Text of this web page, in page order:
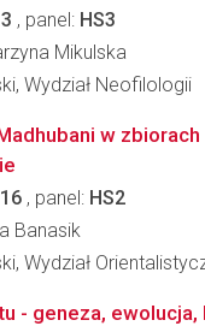
, panel: HS3
Mikulska
Wydział Neofilologii
w
, panel: HS2
Banasik
Wydział
- geneza,